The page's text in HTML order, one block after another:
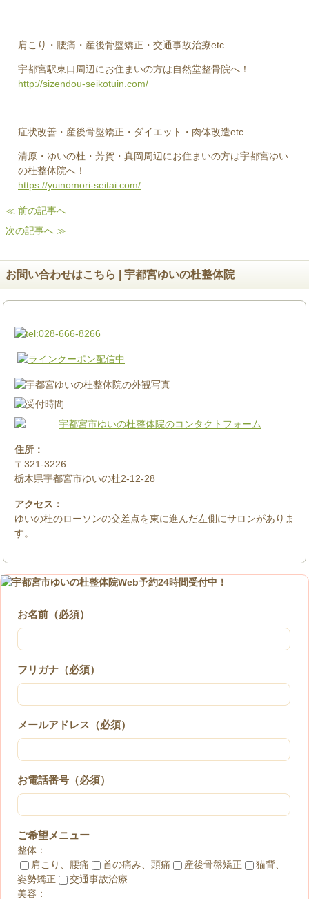
肩こり・腰痛・産後骨盤矯正・交通事故治療etc…
宇都宮駅東口周辺にお住まいの方は自然堂整骨院へ！
http://sizendou-seikotuin.com/
症状改善・産後骨盤矯正・ダイエット・肉体改造etc…
清原・ゆいの杜・芳賀・真岡周辺にお住まいの方は宇都宮ゆい
の杜整体院へ！
https://yuinomori-seitai.com/
≪ 前の記事へ
次の記事へ ≫
お問い合わせはこちら | 宇都宮ゆいの杜整体院
住所：
〒321-3226
栃木県宇都宮市ゆいの杜2-12-28
アクセス：
ゆいの杜のローソンの交差点を東に進んだ左側にサロンがありま
す。
お名前（必須）
フリガナ（必須）
メールアドレス（必須）
お電話番号（必須）
ご希望メニュー
整体：
肩こり、腰痛
首の痛み、頭痛 産後骨盤矯正
猫背、
姿勢矯正
交通事故治療
美容：